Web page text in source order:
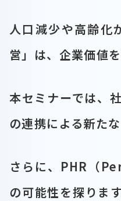
人口減少や高齢化
営」は、企業価値
本セミナーでは、
の連携による新た
さらに、PHR（
の可能性を探りま